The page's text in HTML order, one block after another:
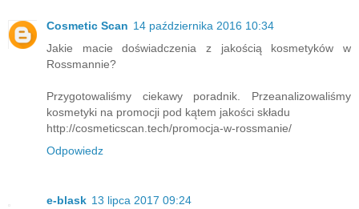
Cosmetic Scan 14 października 2016 10:34
Jakie macie doświadczenia z jakością kosmetyków w
Rossmannie?
Przygotowaliśmy ciekawy poradnik. Przeanalizowaliśmy
kosmetyki na promocji pod kątem jakości składu
http://cosmeticscan.tech/promocja-w-rossmanie/
Odpowiedz
e-blask 13 lipca 2017 09:24